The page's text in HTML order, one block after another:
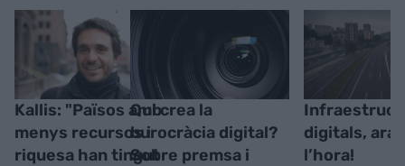
Kallis: "Països amb
menys recursos i
riquesa han tingut
Qui crea la
burocràcia digital?
Sobre premsa i
digitals, ara
l’hora!